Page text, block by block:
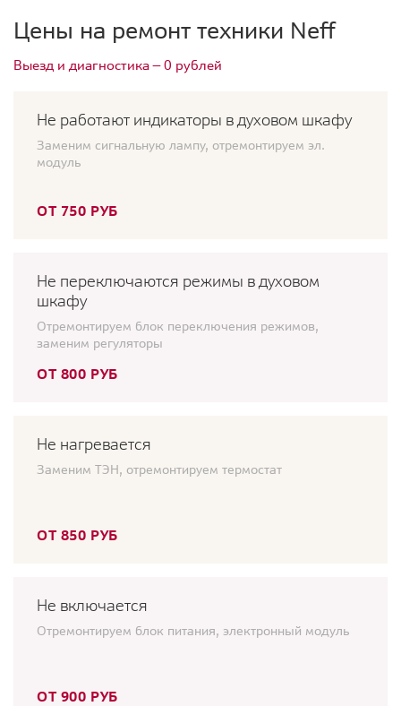
Цены на ремонт техники Neff
Выезд и диагностика — 0 рублей
Не работают индикаторы в духовом шкафу
Заменим сигнальную лампу, отремонтируем эл.
модуль
ОТ 750 РУБ
Не переключаются режимы в духовом
шкафу
Отремонтируем блок переключения режимов,
заменим регуляторы
ОТ 800 РУБ
Не нагревается
Заменим ТЭН, отремонтируем термостат
ОТ 850 РУБ
Не включается
Отремонтируем блок питания, электронный модуль
ОТ 900 РУБ